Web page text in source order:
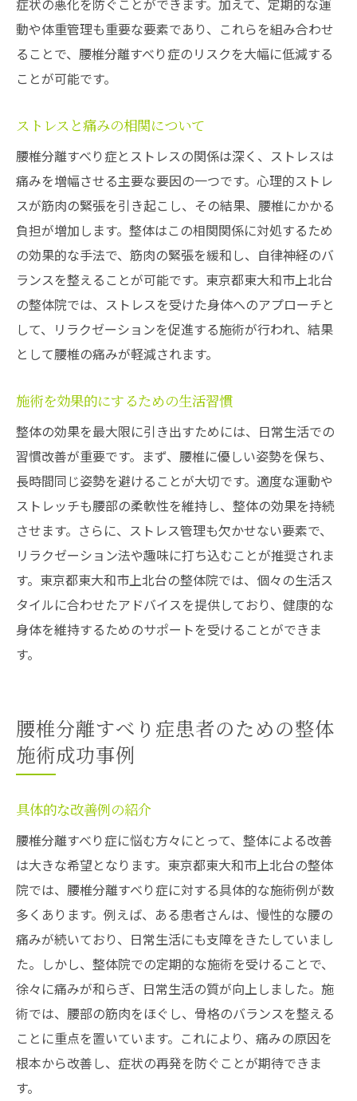
症状の悪化を防ぐことができます。加えて、定期的な運
動や体重管理も重要な要素であり、これらを組み合わせ
ることで、腰椎分離すべり症のリスクを大幅に低減する
ことが可能です。
ストレスと痛みの相関について
腰椎分離すべり症とストレスの関係は深く、ストレスは
痛みを増幅させる主要な要因の一つです。心理的ストレ
スが筋肉の緊張を引き起こし、その結果、腰椎にかかる
負担が増加します。整体はこの相関関係に対処するため
の効果的な手法で、筋肉の緊張を緩和し、自律神経のバ
ランスを整えることが可能です。東京都東大和市上北台
の整体院では、ストレスを受けた身体へのアプローチと
して、リラクゼーションを促進する施術が行われ、結果
として腰椎の痛みが軽減されます。
施術を効果的にするための生活習慣
整体の効果を最大限に引き出すためには、日常生活での
習慣改善が重要です。まず、腰椎に優しい姿勢を保ち、
長時間同じ姿勢を避けることが大切です。適度な運動や
ストレッチも腰部の柔軟性を維持し、整体の効果を持続
させます。さらに、ストレス管理も欠かせない要素で、
リラクゼーション法や趣味に打ち込むことが推奨されま
す。東京都東大和市上北台の整体院では、個々の生活ス
タイルに合わせたアドバイスを提供しており、健康的な
身体を維持するためのサポートを受けることができま
す。
腰椎分離すべり症患者のための整体
施術成功事例
具体的な改善例の紹介
腰椎分離すべり症に悩む方々にとって、整体による改善
は大きな希望となります。東京都東大和市上北台の整体
院では、腰椎分離すべり症に対する具体的な施術例が数
多くあります。例えば、ある患者さんは、慢性的な腰の
痛みが続いており、日常生活にも支障をきたしていまし
た。しかし、整体院での定期的な施術を受けることで、
徐々に痛みが和らぎ、日常生活の質が向上しました。施
術では、腰部の筋肉をほぐし、骨格のバランスを整える
ことに重点を置いています。これにより、痛みの原因を
根本から改善し、症状の再発を防ぐことが期待できま
す。